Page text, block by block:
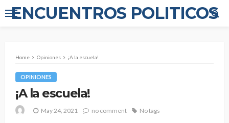
ENCUENTROS POLITICOS
Home Opiniones ¡A la escuela!
OPINIONES
¡A la escuela!
May 24, 2021 no comment No tags